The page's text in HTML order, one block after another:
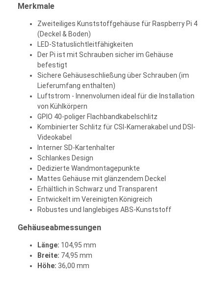
Merkmale
Zweiteiliges Kunststoffgehäuse für Raspberry Pi 4
(Deckel & Boden)
LED-Statuslichtleitfähigkeiten
Der Pi ist mit Schrauben sicher im Gehäuse
befestigt
Sichere Gehäuseschließung über Schrauben (im
Lieferumfang enthalten)
Luftstrom - Innenvolumen ideal für die Installation
von Kühlkörpern
GPIO 40-poliger Flachbandkabelschlitz
Kombinierter Schlitz für CSI-Kamerakabel und DSI-
Videokabel
Interner SD-Kartenhalter
Schlankes Design
Dedizierte Wandmontagepunkte
Mattes Gehäuse mit glänzendem Deckel
Erhältlich in Schwarz und Transparent
Entwickelt im Vereinigten Königreich
Robustes und langlebiges ABS-Kunststoff
Gehäuseabmessungen
Länge: 104,95 mm
Breite: 74,95 mm
Höhe: 36,00 mm